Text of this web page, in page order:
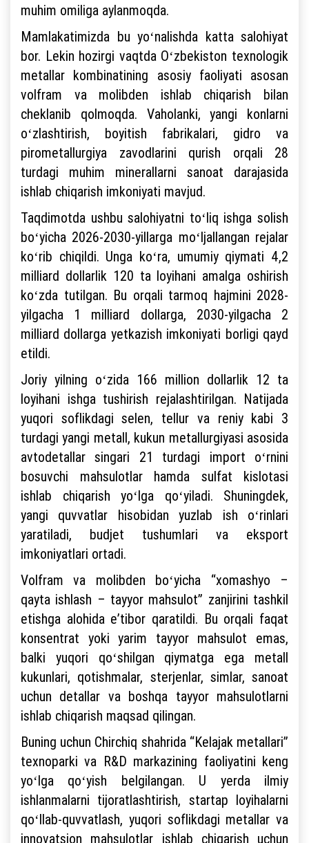
muhim omiliga aylanmoqda.
Mamlakatimizda bu yoʻnalishda katta salohiyat
bor. Lekin hozirgi vaqtda Oʻzbekiston texnologik
metallar kombinatining asosiy faoliyati asosan
volfram va molibden ishlab chiqarish bilan
cheklanib qolmoqda. Vaholanki, yangi konlarni
oʻzlashtirish, boyitish fabrikalari, gidro va
pirometallurgiya zavodlarini qurish orqali 28
turdagi muhim minerallarni sanoat darajasida
ishlab chiqarish imkoniyati mavjud.
Taqdimotda ushbu salohiyatni toʻliq ishga solish
boʻyicha 2026-2030-yillarga moʻljallangan rejalar
koʻrib chiqildi. Unga koʻra, umumiy qiymati 4,2
milliard dollarlik 120 ta loyihani amalga oshirish
koʻzda tutilgan. Bu orqali tarmoq hajmini 2028-
yilgacha 1 milliard dollarga, 2030-yilgacha 2
milliard dollarga yetkazish imkoniyati borligi qayd
etildi.
Joriy yilning oʻzida 166 million dollarlik 12 ta
loyihani ishga tushirish rejalashtirilgan. Natijada
yuqori soflikdagi selen, tellur va reniy kabi 3
turdagi yangi metall, kukun metallurgiyasi asosida
avtodetallar singari 21 turdagi import oʻrnini
bosuvchi mahsulotlar hamda sulfat kislotasi
ishlab chiqarish yoʻlga qoʻyiladi. Shuningdek,
yangi quvvatlar hisobidan yuzlab ish oʻrinlari
yaratiladi, budjet tushumlari va eksport
imkoniyatlari ortadi.
Volfram va molibden boʻyicha “xomashyo –
qayta ishlash – tayyor mahsulot” zanjirini tashkil
etishga alohida eʼtibor qaratildi. Bu orqali faqat
konsentrat yoki yarim tayyor mahsulot emas,
balki yuqori qoʻshilgan qiymatga ega metall
kukunlari, qotishmalar, sterjenlar, simlar, sanoat
uchun detallar va boshqa tayyor mahsulotlarni
ishlab chiqarish maqsad qilingan.
Buning uchun Chirchiq shahrida “Kelajak metallari”
texnoparki va R&D markazining faoliyatini keng
yoʻlga qoʻyish belgilangan. U yerda ilmiy
ishlanmalarni tijoratlashtirish, startap loyihalarni
qoʻllab-quvvatlash, yuqori soflikdagi metallar va
innovatsion mahsulotlar ishlab chiqarish uchun